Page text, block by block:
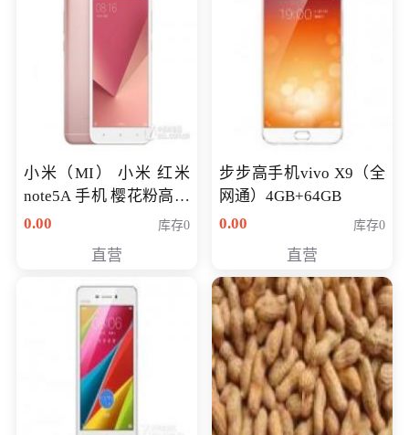
小米（MI） 小米 红米
note5A 手机 樱花粉高配
版 全网通(3G+32G)
0.00 库存0
直营
步步高手机vivo X9（全
网通）4GB+64GB
0.00
库存0
直营